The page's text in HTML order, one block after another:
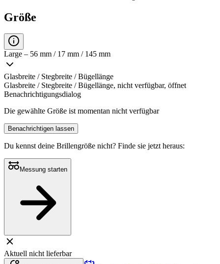
Größe
Large – 56 mm / 17 mm / 145 mm
Glasbreite / Stegbreite / Bügellänge
Glasbreite / Stegbreite / Bügellänge, nicht verfügbar, öffnet
Benachrichtigungsdialog
Die gewählte Größe ist momentan nicht verfügbar
Benachrichtigen lassen
Du kennst deine Brillengröße nicht? Finde sie jetzt heraus:
Messung starten
Aktuell nicht lieferbar